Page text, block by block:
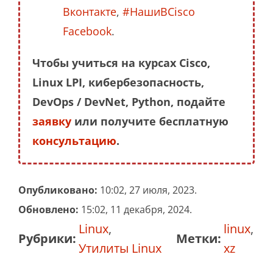
Вконтакте, #НашиВCisco
Facebook.
Чтобы учиться на курсах Cisco,
Linux LPI, кибербезопасность,
DevOps / DevNet, Python, подайте
заявку или получите бесплатную
консультацию.
Опубликовано: 10:02, 27 июля, 2023.
Обновлено: 15:02, 11 декабря, 2024.
Рубрики:
Linux,
Утилиты Linux
Метки:
linux,
xz